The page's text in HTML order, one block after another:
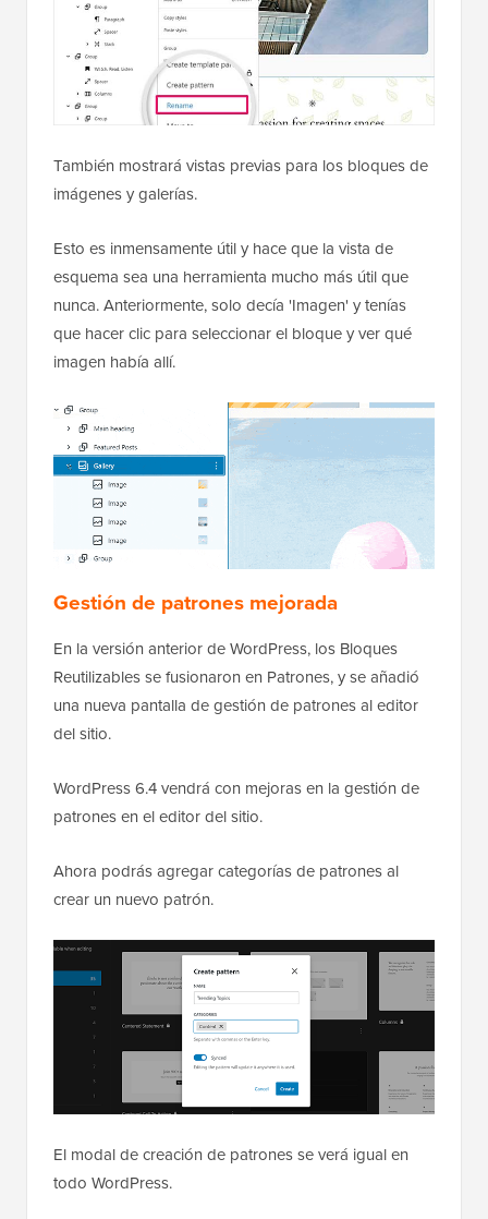
También mostrará vistas previas para los bloques de
imágenes y galerías.
Esto es inmensamente útil y hace que la vista de
esquema sea una herramienta mucho más útil que
nunca. Anteriormente, solo decía 'Imagen' y tenías
que hacer clic para seleccionar el bloque y ver qué
imagen había allí.
Gestión de patrones mejorada
En la versión anterior de WordPress, los Bloques
Reutilizables se fusionaron en Patrones, y se añadió
una nueva pantalla de gestión de patrones al editor
del sitio.
WordPress 6.4 vendrá con mejoras en la gestión de
patrones en el editor del sitio.
Ahora podrás agregar categorías de patrones al
crear un nuevo patrón.
El modal de creación de patrones se verá igual en
todo WordPress.